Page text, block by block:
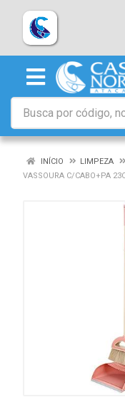
INÍCIO LIMPEZA
VASSOURA C/CABO+PA